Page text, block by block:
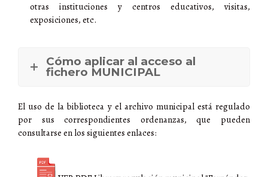
otras instituciones y centros educativos, visitas,
exposiciones, etc.
Cómo aplicar al acceso al
fichero MUNICIPAL
El uso de la biblioteca y el archivo municipal está regulado
por sus correspondientes ordenanzas, que pueden
consultarse en los siguientes enlaces: